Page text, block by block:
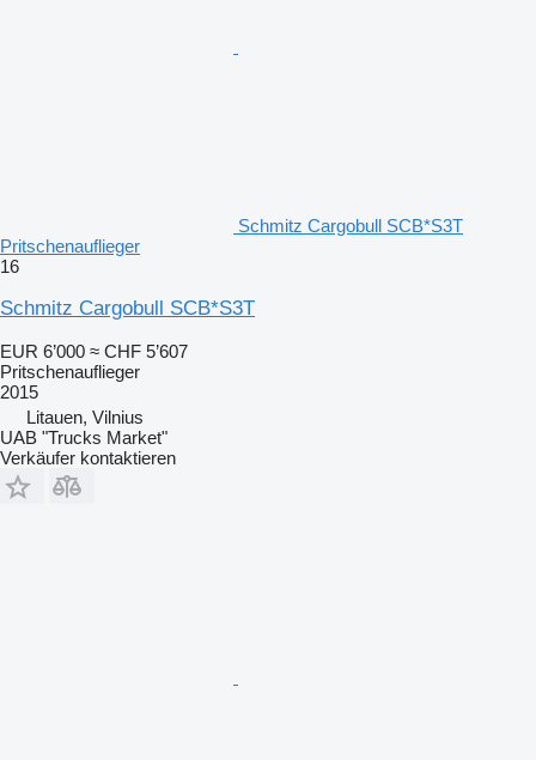
Schmitz Cargobull SCB*S3T
Pritschenauflieger
16
Schmitz Cargobull SCB*S3T
EUR 6’000 ≈ CHF 5’607
Pritschenauflieger
2015
Litauen, Vilnius
UAB "Trucks Market"
Verkäufer kontaktieren